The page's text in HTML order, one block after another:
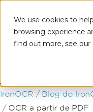
We use cookies to
browsing experience
find out more, see our
Ir para o conteúdo do
IronOCR Blog do
OCR a partir de PDF